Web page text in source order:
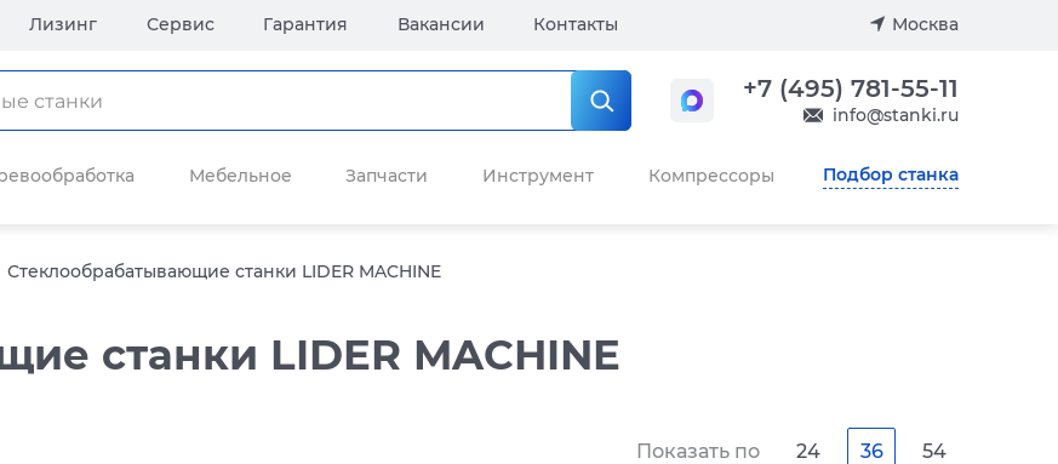
Лизинг Сервис Гарантия Вакансии Контакты Москва
+7 (495) 781-55-11
info@stanki.ru
Мебельное Запчасти Инструмент Компрессоры Подбор станка
Стеклообрабатывающие станки LIDER MACHINE
станки LIDER MACHINE
Показать по 24 36 54